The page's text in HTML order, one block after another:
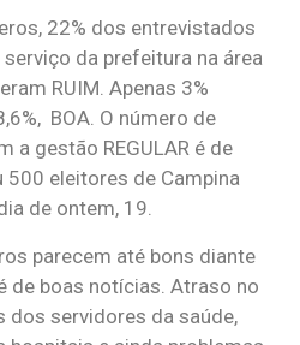
22% dos entrevistados
da prefeitura na área
RUIM. Apenas 3%
BOA. O número de
a gestão REGULAR é de
500 eleitores de Campina
de ontem, 19.
parecem até bons diante
de boas notícias. Atraso no
dos servidores da saúde,